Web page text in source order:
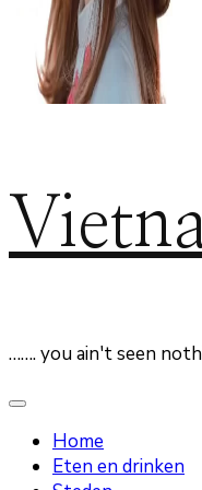
……. you ain't seen
Home
Eten en drinken